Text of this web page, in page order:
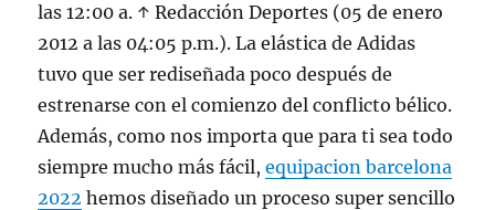
las 12:00 a. ↑ Redacción Deportes (05 de enero
2012 a las 04:05 p.m.). La elástica de Adidas
tuvo que ser rediseñada poco después de
estrenarse con el comienzo del conflicto bélico.
Además, como nos importa que para ti sea todo
siempre mucho más fácil,equipacion barcelona
2022 hemos diseñado un proceso super sencillo